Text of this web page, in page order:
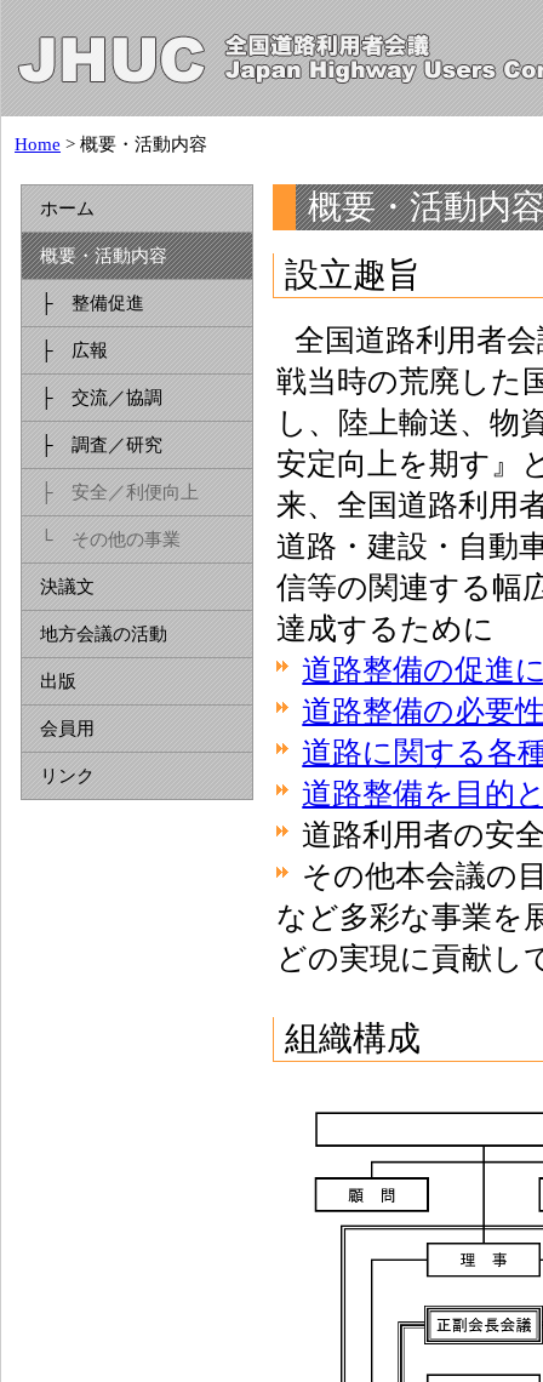
Home > 概要・活動内容
ホーム
概要・活動内容
├ 整備促進
├ 広報
├ 交流／協調
├ 調査／研究
├ 安全／利便向上
└ その他の事業
決議文
地方会議の活動
出版
会員用
リンク
概要・活動内
設立趣旨
全国道路利用者
戦当時の荒廃した
し、陸上輸送、物
安定向上を期す』
来、全国道路利用
道路・建設・自動
信等の関連する幅
達成するために
道路整備の促進
道路整備の必要
道路に関する各
道路整備を目的
道路利用者の安
その他本会議の
など多彩な事業を
どの実現に貢献し
組織構成